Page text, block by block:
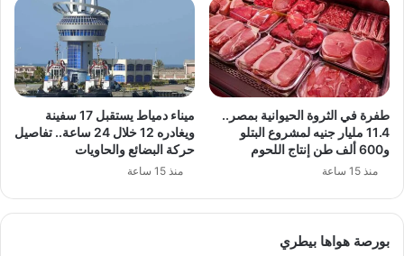
طفرة في الثروة الحيوانية بمصر..
11.4 مليار جنيه لمشروع البتلو
و600 ألف طن إنتاج اللحوم
منذ 15 ساعة
ميناء دمياط يستقبل 17 سفينة
ويغادره 12 خلال 24 ساعة.. تفاصيل
حركة البضائع والحاويات
منذ 15 ساعة
بورصة هواها بيطري